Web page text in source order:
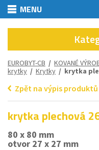
MENU
EUROBYT-CB / KOVANÉ
krytky / Krytky / krytka
Zpět na výpis produktů
krytka plechová
80 x 80 mm
otvor 27 x 27 mm